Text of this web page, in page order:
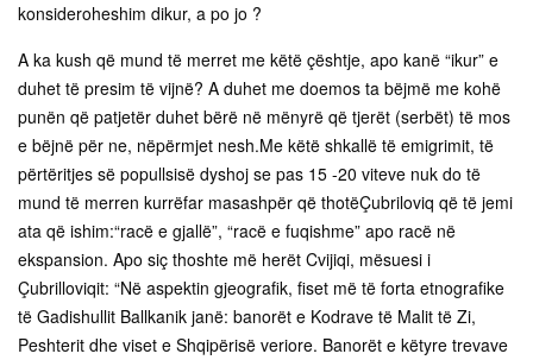
konsideroheshim dikur, a po jo ?
A ka kush që mund të merret me këtë çështje, apo kanë “ikur” e
duhet të presim të vijnë? A duhet me doemos ta bëjmë me kohë
punën që patjetër duhet bërë në mënyrë që tjerët (serbët) të mos
e bëjnë për ne, nëpërmjet nesh.Me këtë shkallë të emigrimit, të
përtëritjes së popullsisë dyshoj se pas 15 -20 viteve nuk do të
mund të merren kurrëfar masashpër që thotëÇubriloviq që të jemi
ata që ishim:“racë e gjallë”, “racë e fuqishme” apo racë në
ekspansion. Apo siç thoshte më herët Cvijiqi, mësuesi i
Çubrilloviqit: “Në aspektin gjeografik, fiset më të forta etnografike
të Gadishullit Ballkanik janë: banorët e Kodrave të Malit të Zi,
Peshterit dhe viset e Shqipërisë veriore. Banorët e këtyre trevave